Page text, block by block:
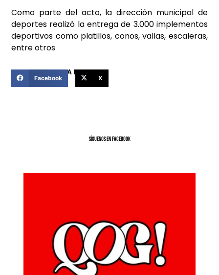
Como parte del acto, la dirección municipal de
deportes realizó la entrega de 3.000 implementos
deportivos como platillos, conos, vallas, escaleras,
entre otros
COMPARTIR ESTA NOTICIA
Facebook X
SíGUENOS EN FACEBOOK